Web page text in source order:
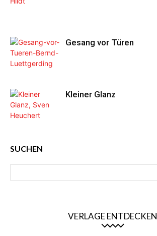
Gesang vor Türen
Kleiner Glanz
SUCHEN
VERLAGE ENTDECKEN